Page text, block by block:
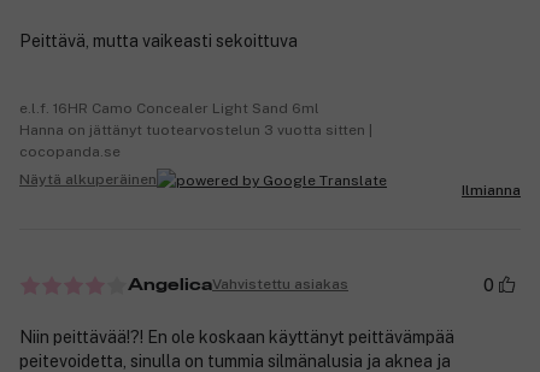
Peittävä, mutta vaikeasti sekoittuva
e.l.f. 16HR Camo Concealer Light Sand 6ml
Hanna on jättänyt tuotearvostelun 3 vuotta sitten |
cocopanda.se
Näytä alkuperäinen
Ilmianna
AngelicaVahvistettu asiakas 0
Niin peittävää!?! En ole koskaan käyttänyt peittävämpää
peitevoidetta, sinulla on tummia silmänalusia ja aknea ja